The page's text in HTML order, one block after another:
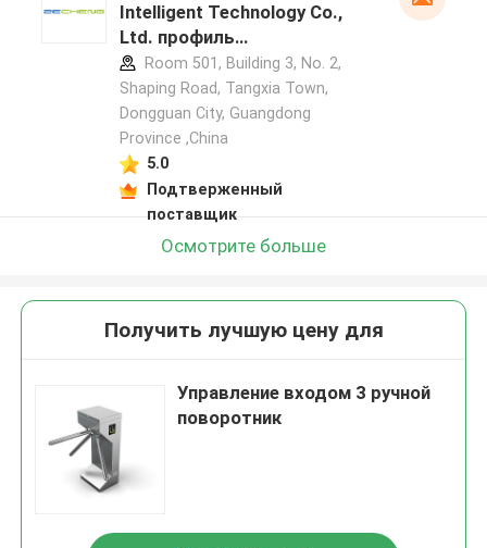
Intelligent Technology Co.,
Ltd. профиль
производителя
Room 501, Building 3, No. 2,
Shaping Road, Tangxia Town,
Dongguan City, Guangdong
Province ,China
5.0
Подтверженный
поставщик
Осмотрите больше
Получить лучшую цену для
Управление входом 3 ручной
поворотник